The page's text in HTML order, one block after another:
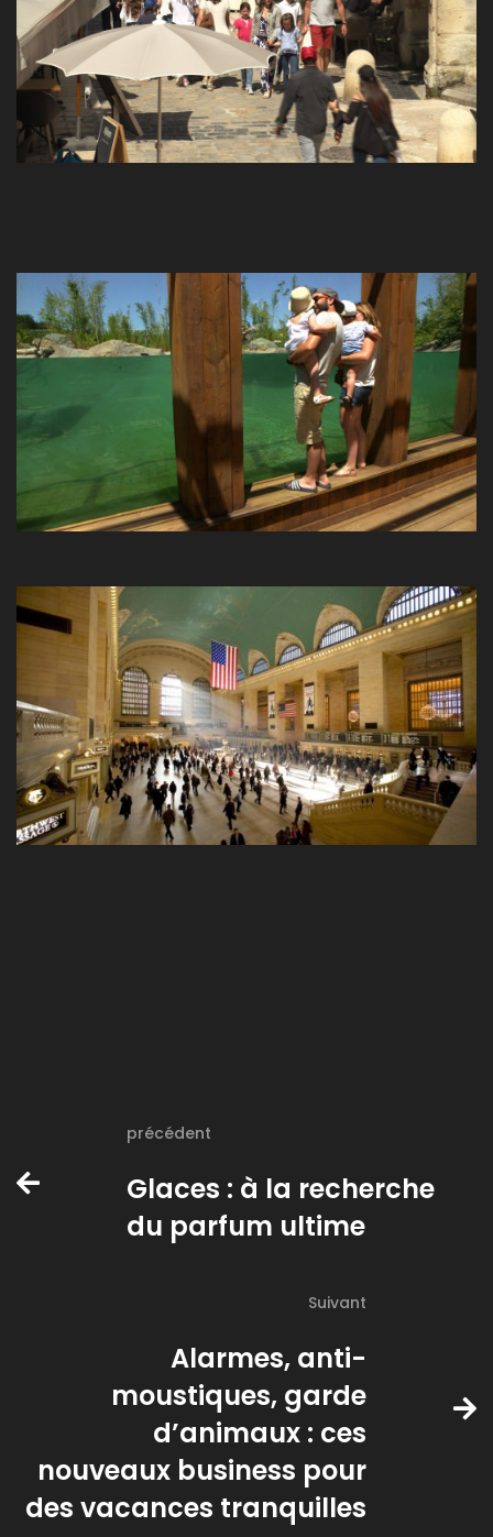
précédent
Glaces : à la recherche
du parfum ultime
Suivant
Alarmes, anti-
moustiques, garde
d’animaux : ces
nouveaux business pour
des vacances tranquilles